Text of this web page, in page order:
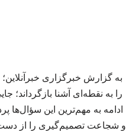
را به نقطه‌ای آشنا
و شجاعت تصمیم‌گیری را از دست